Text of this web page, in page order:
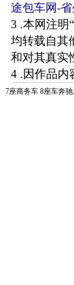
途包车网-
3 .本网注明
均转载自其
和对其真实
4 .因作品内
7座商务车 8座车奔